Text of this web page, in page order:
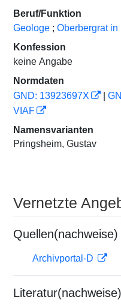
Beruf/Funktion
Geologe ; Oberbergrat in
Konfession
keine Angabe
Normdaten
GND: 13923697X
VIAF
Namensvarianten
Pringsheim, Gustav
Vernetzte
Quellen(nachweise)
Archivportal-D
Literatur(nachweise)